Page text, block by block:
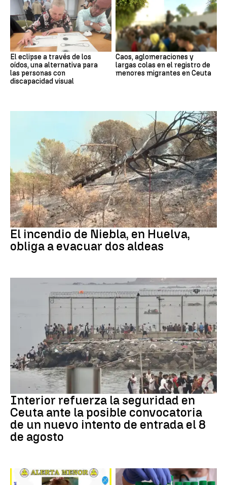
El eclipse a través de los
oídos, una alternativa para
las personas con
discapacidad visual
Caos, aglomeraciones y
largas colas en el registro de
menores migrantes en Ceuta
Andalucía
El incendio de Niebla, en Huelva,
obliga a evacuar dos aldeas
CRISIS MIGRATORIA
Interior refuerza la seguridad en
Ceuta ante la posible convocatoria
de un nuevo intento de entrada el 8
de agosto